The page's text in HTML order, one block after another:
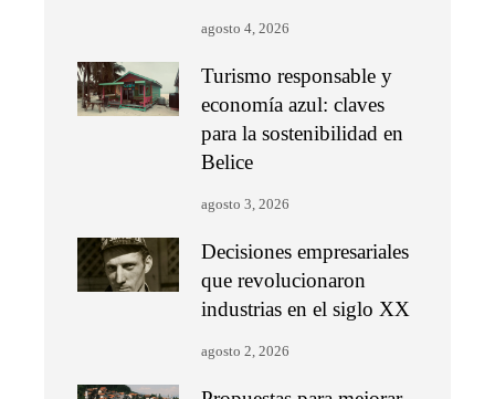
agosto 4, 2026
Turismo responsable y
economía azul: claves
para la sostenibilidad en
Belice
agosto 3, 2026
Decisiones empresariales
que revolucionaron
industrias en el siglo XX
agosto 2, 2026